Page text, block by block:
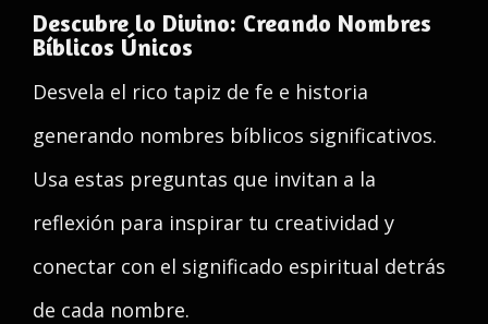
Descubre lo Divino: Creando Nombres
Bíblicos Únicos
Desvela el rico tapiz de fe e historia
generando nombres bíblicos significativos.
Usa estas preguntas que invitan a la
reflexión para inspirar tu creatividad y
conectar con el significado espiritual detrás
de cada nombre.